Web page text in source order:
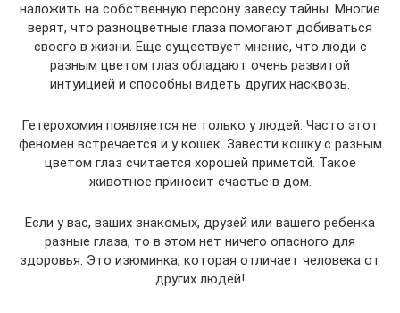
наложить на собственную персону завесу тайны. Многие
верят, что разноцветные глаза помогают добиваться
своего в жизни. Еще существует мнение, что люди с
разным цветом глаз обладают очень развитой
интуицией и способны видеть других насквозь.
Гетерохомия появляется не только у людей. Часто этот
феномен встречается и у кошек. Завести кошку с разным
цветом глаз считается хорошей приметой. Такое
животное приносит счастье в дом.
Если у вас, ваших знакомых, друзей или вашего ребенка
разные глаза, то в этом нет ничего опасного для
здоровья. Это изюминка, которая отличает человека от
других людей!